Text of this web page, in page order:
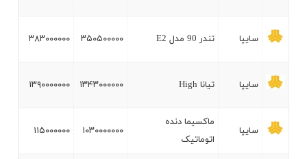
سايپا تندر 90 مدل E2 ۳۵۰۵۰۰۰۰۰ ۳۸۳۰۰۰۰۰۰
سايپا تيانا High ۱۳۴۳۰۰۰۰۰۰ ۱۳۹۰۰۰۰۰۰۰
سايپا
ماکسيما دنده
اتوماتيک
۱۰۳۰۰۰۰۰۰۰ ۱۱۵۰۰۰۰۰۰